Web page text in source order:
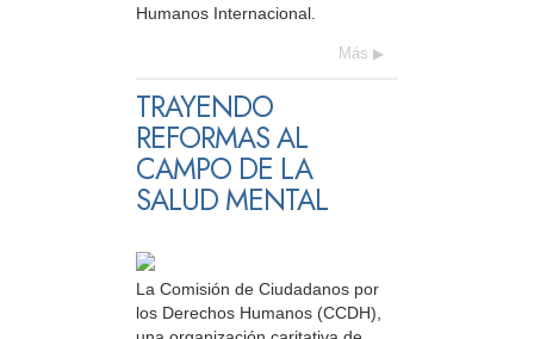
Humanos Internacional.
Más
TRAYENDO
REFORMAS AL
CAMPO DE LA
SALUD MENTAL
La Comisión de Ciudadanos por
los Derechos Humanos (CCDH),